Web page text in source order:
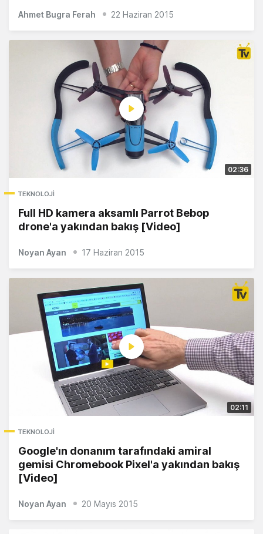
Ahmet Bugra Ferah 22 Haziran 2015
TEKNOLOJI
Full HD kamera aksamlı Parrot Bebop
drone'a yakından bakış [Video]
02:36
Noyan Ayan 17 Haziran 2015
TEKNOLOJI
Google'ın donanım tarafındaki amiral
gemisi Chromebook Pixel'a yakından bakış
[Video]
02:11
Noyan Ayan 20 Mayıs 2015